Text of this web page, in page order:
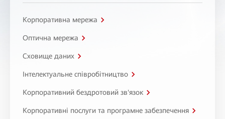
Корпоративна мережа
Оптична мережа
Сховище даних
Інтелектуальне співробітництво
Корпоративний бездротовий зв'язок
Корпоративні послуги та програмне забезпечення